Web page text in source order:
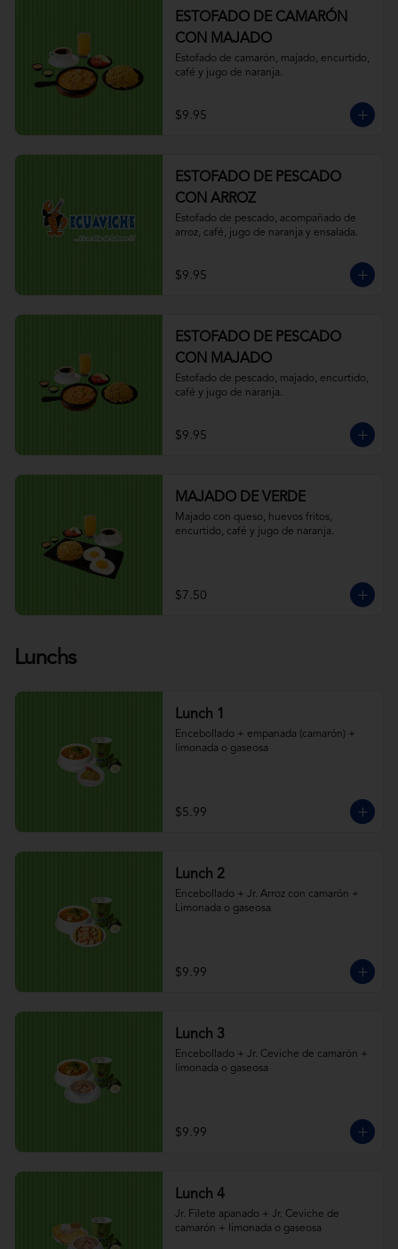
ESTOFADO DE CAMARÓN
CON MAJADO
Estofado de camarón, majado, encurtido,
café y jugo de naranja.
$9.95
ESTOFADO DE PESCADO
CON ARROZ
Estofado de pescado, acompañado de
arroz, café, jugo de naranja y ensalada.
$9.95
ESTOFADO DE PESCADO
CON MAJADO
Estofado de pescado, majado, encurtido,
café y jugo de naranja.
$9.95
MAJADO DE VERDE
Majado con queso, huevos fritos,
encurtido, café y jugo de naranja.
$7.50
Lunchs
Lunch 1
Encebollado + empanada (camarón) +
limonada o gaseosa
$5.99
Lunch 2
Encebollado + Jr. Arroz con camarón +
Limonada o gaseosa
$9.99
Lunch 3
Encebollado + Jr. Ceviche de camarón +
limonada o gaseosa
$9.99
Lunch 4
Jr. Filete apanado + Jr. Ceviche de
camarón + limonada o gaseosa